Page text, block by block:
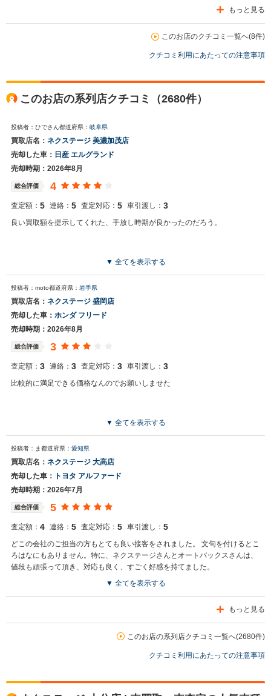
もっと見る
このお店のクチコミ一覧へ(8件)
クチコミ利用にあたっての注意事項
このお店の系列店クチコミ（2680件）
投稿者：ひでさん都道府県： 岐阜県
買取店名： ネクステージ 美濃加茂店
売却した車： 日産 エルグランド
売却時期：2026年8月
総合評価 4
査定額： 5 連絡： 5 査定対応： 5 車引渡し： 3
良い買取額を提示してくれた、手放し時期が良かったのだろう。
▼ 全てを表示する
投稿者：moto都道府県： 岩手県
買取店名： ネクステージ 盛岡店
売却した車： ホンダ フリード
売却時期：2026年8月
総合評価 3
査定額： 3 連絡： 3 査定対応： 3 車引渡し： 3
比較的に満足できる価格なんのでお願いしませた
▼ 全てを表示する
投稿者：ま都道府県： 愛知県
買取店名： ネクステージ 大高店
売却した車：
トヨタ アルファード
売却時期：2026年7月
総合評価 5
査定額： 4 連絡： 5 査定対応： 5 車引渡し： 5
どこの会社のご担当の方もとても良い接客をされました。 文句を付けるとこ
ろはなにもありません。特に、ネクステージさんとオートバックスさんは、
値段も頑張って頂き、対応も良く、すごく好感を持てました。
▼ 全てを表示する
もっと見る
このお店の系列店クチコミ一覧へ(2680件)
クチコミ利用にあたっての注意事項